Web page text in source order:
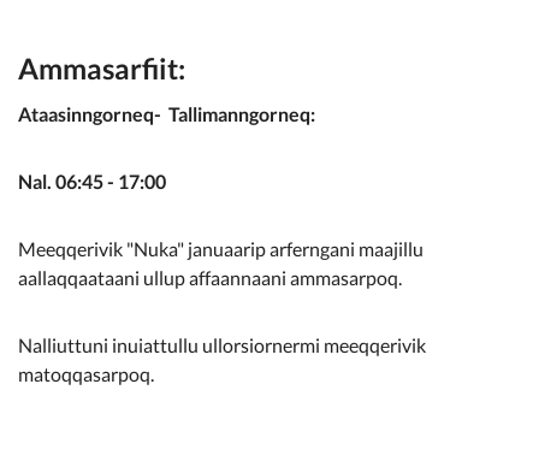
Ammasarfiit:
Ataasinngorneq- Tallimanngorneq:
Nal. 06:45 - 17:00
Meeqqerivik "Nuka" januaarip arferngani maajillu
aallaqqaataani ullup affaannaani ammasarpoq.
Nalliuttuni inuiattullu ullorsiornermi meeqqerivik
matoqqasarpoq.